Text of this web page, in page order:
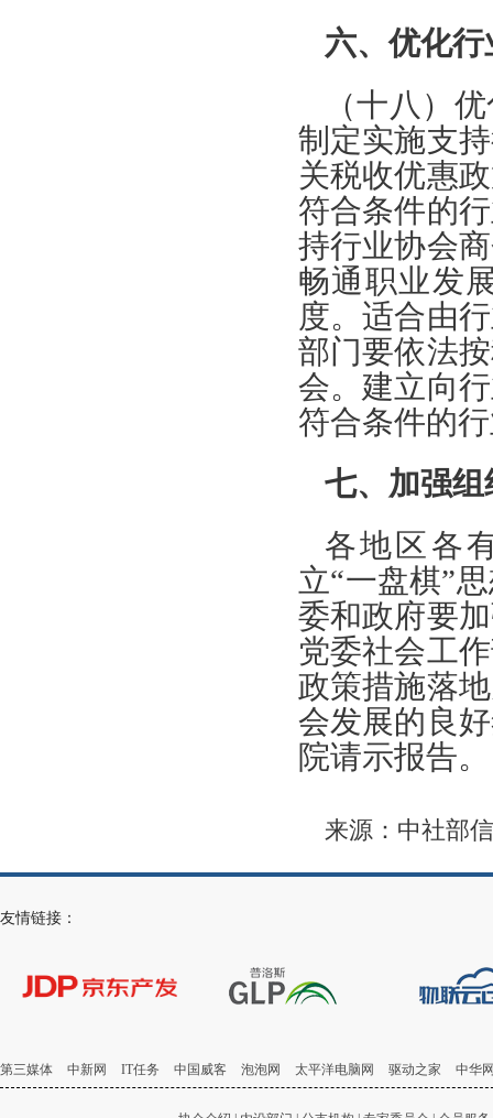
六、优化
（十八）
制定实施支
关税收优惠
符合条件的
持行业协会
畅通职业发
度。适合由
部门要依法
会。建立向
符合条件的
七、加强组
各地区各
立“一盘棋”
委和政府要
党委社会工
政策措施落
会发展的良
院请示报告。
来源：中社部
友情链接：
第三媒体 中新网 IT任务 中国威客 泡泡网 太平洋电脑网 驱动之家 中华